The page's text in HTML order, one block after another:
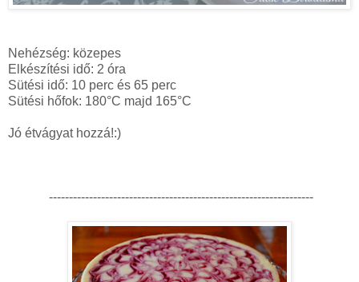
Nehézség: közepes
Elkészítési idő: 2 óra
Sütési idő: 10 perc és 65 perc
Sütési hőfok: 180°C majd 165°C
Jó étvágyat hozzá!:)
------------------------------------------------------------------